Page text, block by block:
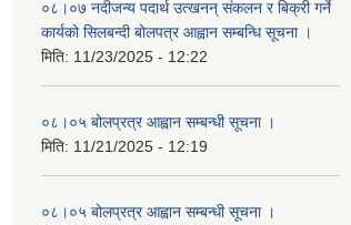
०८।०७ नदीजन्य पदार्थ उत्खनन् संकलन र बिक्री गर्ने
कार्यको सिलबन्दी बोलपत्र आह्वान सम्बन्धि सूचना ।
मिति: 11/23/2025 - 12:22
०८।०५ बोलप्रत्र आह्वान सम्बन्धी सूचना ।
मिति: 11/21/2025 - 12:19
०८।०५ बोलप्रत्र आह्वान सम्बन्धी सूचना ।